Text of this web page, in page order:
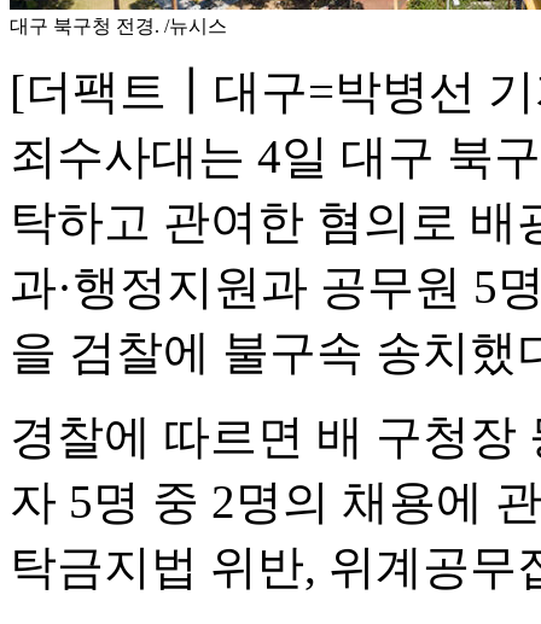
대구 북구청 전경. /뉴시스
[더팩트┃대구=박병선
죄수사대는 4일 대구 북
탁하고 관여한 혐의로
과·행정지원과 공무원 5
을 검찰에 불구속 송치했
경찰에 따르면 배 구청장
자 5명 중 2명의 채용에
탁금지법 위반, 위계공무